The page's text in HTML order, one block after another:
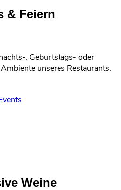
& Feiern
, Geburtstags- oder
unseres Restaurants.
Weine